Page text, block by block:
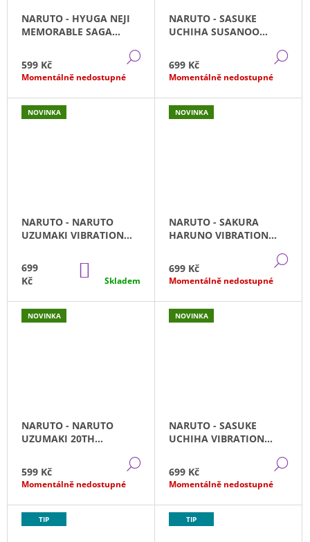
NARUTO - HYUGA NEJI
MEMORABLE SAGA
599 Kč
DETAIL
Momentálně nedostupné
NARUTO - SASUKE
UCHIHA SUSANOO
699 Kč
Momentálně nedostupné
NOVINKA
NARUTO - NARUTO
UZUMAKI VIBRATION
699
Kč
KOŠÍKU
Skladem
NOVINKA
NARUTO - SAKURA
HARUNO VIBRATION
699 Kč
Momentálně nedostupné
NOVINKA
NARUTO - NARUTO
UZUMAKI 20TH
599 Kč
DETAIL
Momentálně nedostupné
NOVINKA
NARUTO - SASUKE
UCHIHA VIBRATION
699 Kč
Momentálně nedostupné
TIP TIP